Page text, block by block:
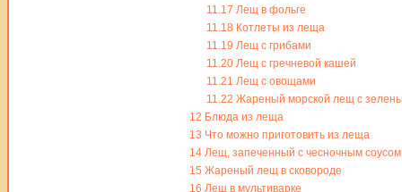
11.17 Лещ в фольге
11.18 Котлеты из леща
11.19 Лещ с грибами
11.20Лещ с гречневой кашей
11.21 Лещ с овощами
11.22 Жареный морской лещ с
12 Блюда из леща
13 Что можно приготовить из леща
14 Лещ, запеченный с чесночным соусом
15 Жареный лещ в сковороде
16 Лещ в мультиварке